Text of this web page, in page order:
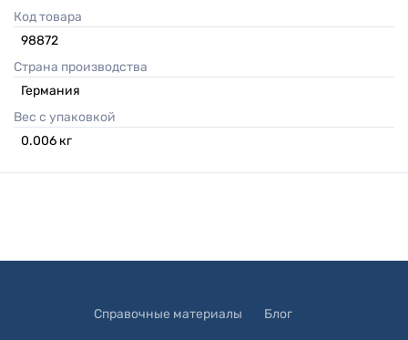
Код товара
98872
Страна производства
Германия
Вес с упаковкой
0.006 кг
Справочные материалы Блог